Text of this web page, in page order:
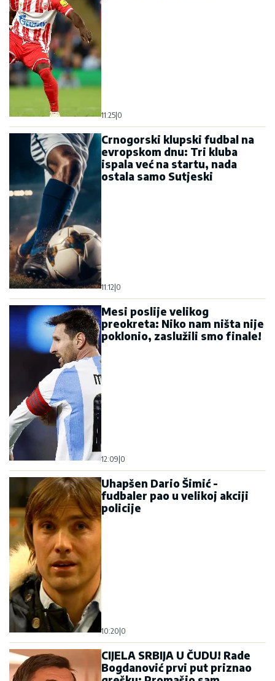
11:25 0
Crnogorski klupski fudbal na
evropskom dnu: Tri kluba
ispala već na startu, nada
ostala samo Sutjeski
11:12 0
Mesi poslije velikog
preokreta: Niko nam ništa nije
poklonio, zaslužili smo finale!
12:09 0
Uhapšen Dario Šimić -
fudbaler pao u velikoj akciji
policije
10:20 0
CIJELA SRBIJA U ČUDU! Rade
Bogdanović prvi put priznao